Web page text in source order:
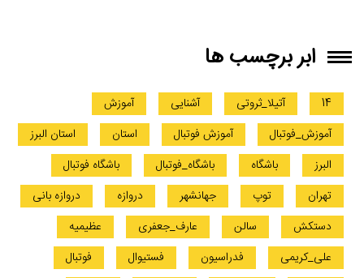
ابر برچسب ها
14 آتیلا_ثروتی آشنایی
آموزش
آموزش_فوتبال
آموزش فوتبال استان
استان البرز
البرز
باشگاه باشگاه_فوتبال
باشگاه فوتبال
تهران
توپ جهانشهر دروازه
دروازه بانی
دستکش
سالن عارف_جعفری
عظیمیه
علی_کریمی
فدراسیون فستیوال
فوتبال